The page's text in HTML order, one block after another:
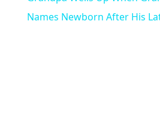
Names Newborn After His